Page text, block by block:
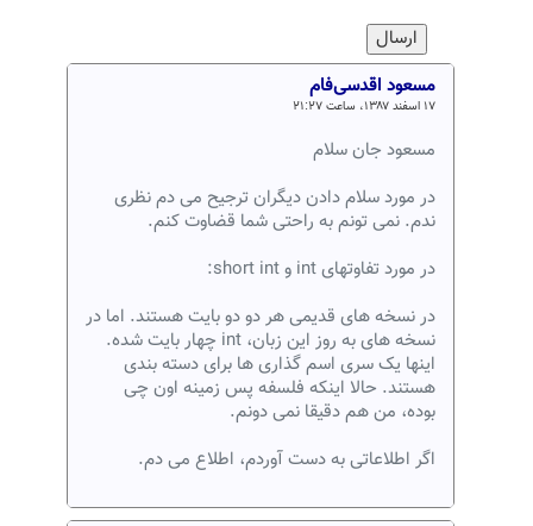
مسعود اقدسی‌فام
مسعود جان سلام
در مورد سلام دادن دیگران ترجیح می دم نظری
ندم. نمی تونم به راحتی شما قضاوت کنم.
در مورد تفاوتهای int و short int:
در نسخه های قدیمی هر دو دو بایت هستند. اما در
نسخه های به روز این زبان، int چهار بایت شده.
اینها یک سری اسم گذاری ها برای دسته بندی
هستند. حالا اینکه فلسفه پس زمینه اون چی
بوده، من هم دقیقا نمی دونم.
اگر اطلاعاتی به دست آوردم، اطلاع می دم.